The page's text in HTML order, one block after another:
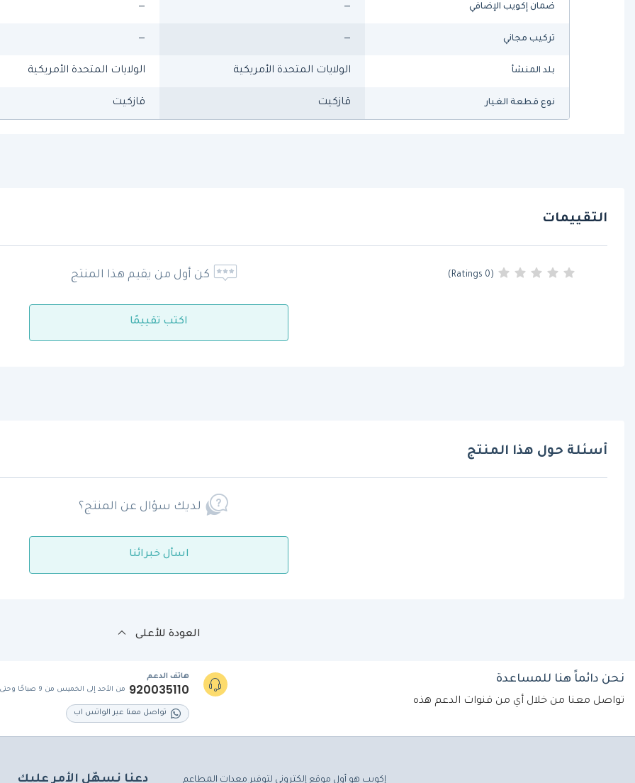
ضمان إكويب الإضافي —
—
تركيب مجاني —
—
بلد المنشأ الولايات المتحدة الأمريكية الولايات المتحدة الأمريكية
نوع قطعة الغيار قازكيت قازكيت
التقييمات
(0 Ratings) كن أول من يقيم هذا المنتج
اكتب تقييمًا
أسئلة حول هذا المنتج
لديك سؤال عن المنتج؟
اسأل خبرائنا
العودة للأعلى
نحن دائماً هنا للمساعدة
تواصل معنا من خلال أي من قنوات الدعم هذه
هاتف الدعم
920035110 من الأحد إلى الخميس من 9 صباحًا وحتى 5 مساءً
تواصل معنا عبر الواتس اب
إكويب هو أول موقع إلكتروني لتوفير معدات المطاعم دعنا نسهّل الأمر عليك